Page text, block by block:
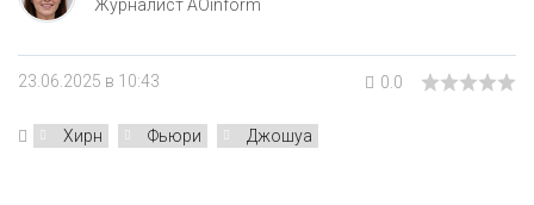
Журналист AOinform
23.06.2025 в 10:43 0.0
Хирн Фьюри Джошуа